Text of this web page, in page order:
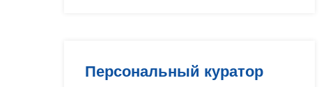
Персональный куратор